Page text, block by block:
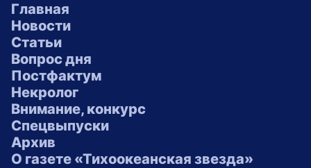
Главная
Новости
Статьи
Вопрос дня
Постфактум
Некролог
Внимание, конкурс
Спецвыпуски
Архив
О газете «Тихоокеанская звезда»